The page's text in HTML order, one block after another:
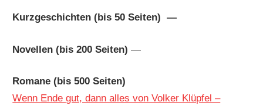
Kurzgeschichten (bis 50 Seiten) —
Novellen (bis 200 Seiten) —
Romane (bis 500 Seiten)
Wenn Ende gut, dann alles von Volker Klüpfel –